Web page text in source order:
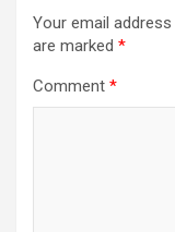
Your email
are marked *
Comment *